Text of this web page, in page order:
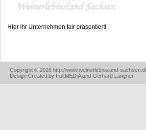
Hier Ihr Unternehmen fair präsentiert!
Copyright © 2026 http://www.weinerlebnisland-
Design Created by fruitMEDIA and Gerhard Langner